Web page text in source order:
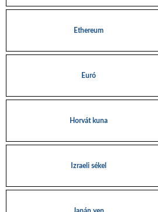
Ethereum
Euró
Horvát kuna
Izraeli sékel